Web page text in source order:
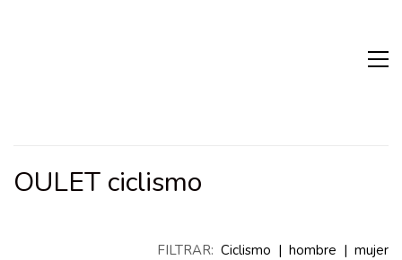
OULET ciclismo
FILTRAR: Ciclismo | hombre | mujer